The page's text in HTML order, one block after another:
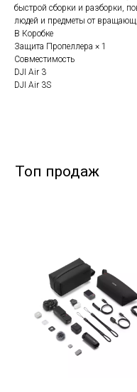
быстрой сборки и разборки,
людей и предметы от
В Коробке
Защита Пропеллера × 1
Совместимость
DJI Air 3
DJI Air 3S